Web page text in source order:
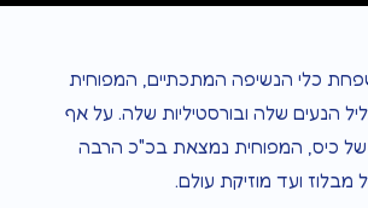
כלי הנשיפה המתכתיים, המפוחית
הנעים שלה ובורסטיליות שלה. על אף
של כיס, המפוחית נמצאת בכ"כ הרבה
מבלוז ועד מוזיקת עולם.